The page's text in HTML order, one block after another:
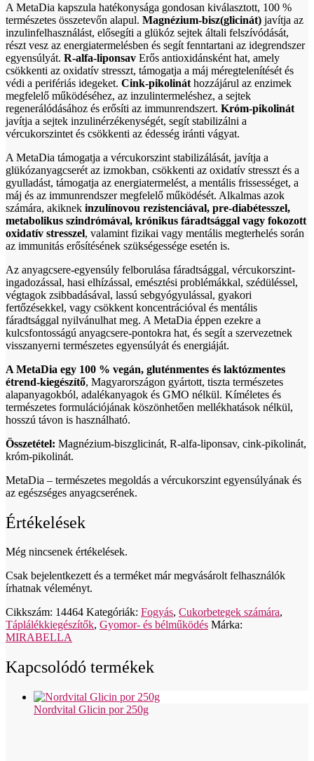
A MetaDia kapszula hatékonysága gondosan kiválasztott, 100 %
természetes összetevőn alapul. Magnézium-bisz(glicinát) javítja az
inzulinfelhasználást, elősegíti a glükóz sejtek általi felszívódását,
részt vesz az energiatermelésben és segít fenntartani az idegrendszer
egyensúlyát. R-alfa-liponsav Erős antioxidánsként hat, amely
csökkenti az oxidatív stresszt, támogatja a máj méregtelenítését és
védi a perifériás idegeket. Cink-pikolinát hozzájárul az enzimek
megfelelő működéséhez, az inzulintermeléshez, a sejtek
regenerálódásához és erősíti az immunrendszert. Króm-pikolinát
javítja a sejtek inzulinérzékenységét, segít stabilizálni a
vércukorszintet és csökkenti az édesség iránti vágyat.
A MetaDia támogatja a vércukorszint stabilizálását, javítja a
glükózanyagcserét az izmokban, csökkenti az oxidatív stresszt és a
gyulladást, támogatja az energiatermelést, a mentális frissességet, a
máj és az immunrendszer megfelelő működését. Alkalmas azok
számára, akiknek inzulínovou rezistenciával, pre-diabétesszel,
metabolikus szindrómával, krónikus fáradtsággal vagy fokozott
oxidatív stresszel, valamint fizikai vagy mentális megterhelés során
az immunitás erősítésének szükségessége esetén is.
Az anyagcsere-egyensúly felborulása fáradtsággal, vércukorszint-
ingadozással, hasi elhízással, emésztési problémákkal, szédüléssel,
végtagok zsibbadásával, lassú sebgyógyulással, gyakori
fertőzésekkel, vagy csökkent koncentrációval és mentális
fáradtsággal nyilvánulhat meg. A MetaDia éppen ezekre a
kulcsfontosságú anyagcsere-pontokra hat, és segít a szervezetnek
visszanyerni természetes egyensúlyát és energiáját.
A MetaDia egy 100 % vegán, gluténmentes és laktózmentes
étrend-kiegészítő, Magyarországon gyártott, tiszta természetes
alapanyagokból, adalékanyagok és GMO nélkül. Kíméletes és
természetes formulációjának köszönhetően mellékhatások nélkül,
hosszú távon is használható.
Összetétel: Magnézium-biszglicinát, R-alfa-liponsav, cink-pikolinát,
króm-pikolinát.
MetaDia – természetes megoldás a vércukorszint egyensúlyának és
az egészséges anyagcserének.
Értékelések
Még nincsenek értékelések.
Csak bejelentkezett és a terméket már megvásárolt felhasználók
írhatnak véleményt.
Cikkszám: 14464 Kategóriák: Fogyás, Cukorbetegek számára,
Táplálékkiegészítők, Gyomor- és bélműködés Márka:
MIRABELLA
Kapcsolódó termékek
Nordvital Glicin por 250g